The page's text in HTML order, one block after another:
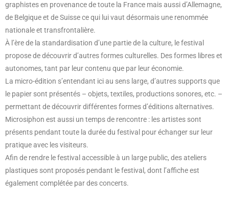
graphistes en provenance de toute la France mais aussi d’Allemagne,
de Belgique et de Suisse ce qui lui vaut désormais une renommée
nationale et transfrontalière.
À l’ère de la standardisation d’une partie de la culture, le festival
propose de découvrir d’autres formes culturelles. Des formes libres et
autonomes, tant par leur contenu que par leur économie.
La micro-édition s’entendant ici au sens large, d’autres supports que
le papier sont présentés – objets, textiles, productions sonores, etc. –
permettant de découvrir différentes formes d’éditions alternatives.
Microsiphon est aussi un temps de rencontre : les artistes sont
présents pendant toute la durée du festival pour échanger sur leur
pratique avec les visiteurs.
Afin de rendre le festival accessible à un large public, des ateliers
plastiques sont proposés pendant le festival, dont l’affiche est
également complétée par des concerts.